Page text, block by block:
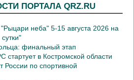
ПОРТАЛА QRZ.RU
"Рыцари неба" 5-15 августа 2026 на
финальный этап
стартует в Костромской области
России по спортивной